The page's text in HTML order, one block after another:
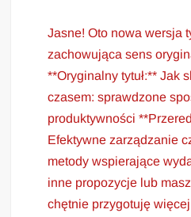
Jasne! Oto nowa wersja
zachowująca sens
**Oryginalny tytuł:** Jak
czasem: sprawdzone
produktywności
Efektywne zarządzanie
metody wspierające
inne propozycje lub
chętnie przygotuję